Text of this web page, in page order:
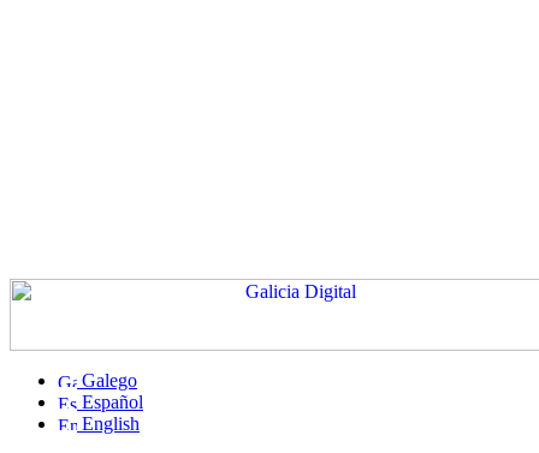
Galego
Español
English